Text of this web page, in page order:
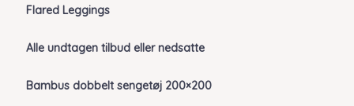
Flared Leggings
Alle undtagen tilbud eller nedsatte
Bambus dobbelt sengetøj 200×200